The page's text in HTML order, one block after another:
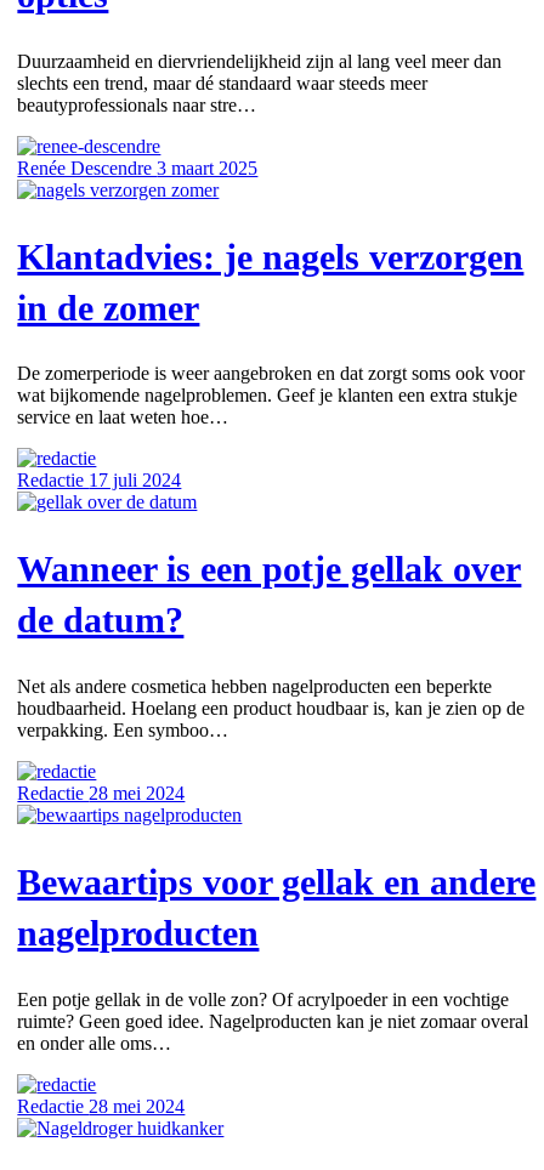
Duurzaamheid en diervriendelijkheid zijn al lang veel meer dan
slechts een trend, maar dé standaard waar steeds meer
beautyprofessionals naar stre…
Renée Descendre3 maart 2025
Klantadvies: je nagels verzorgen
in de zomer
De zomerperiode is weer aangebroken en dat zorgt soms ook voor
wat bijkomende nagelproblemen. Geef je klanten een extra stukje
service en laat weten hoe…
Redactie 17 juli 2024
Wanneer is een potje gellak over
de datum?
Net als andere cosmetica hebben nagelproducten een beperkte
houdbaarheid. Hoelang een product houdbaar is, kan je zien op de
verpakking. Een symboo…
Redactie 28 mei 2024
Bewaartips voor gellak en andere
nagelproducten
Een potje gellak in de volle zon? Of acrylpoeder in een vochtige
ruimte? Geen goed idee. Nagelproducten kan je niet zomaar overal
en onder alle oms…
Redactie 28 mei 2024